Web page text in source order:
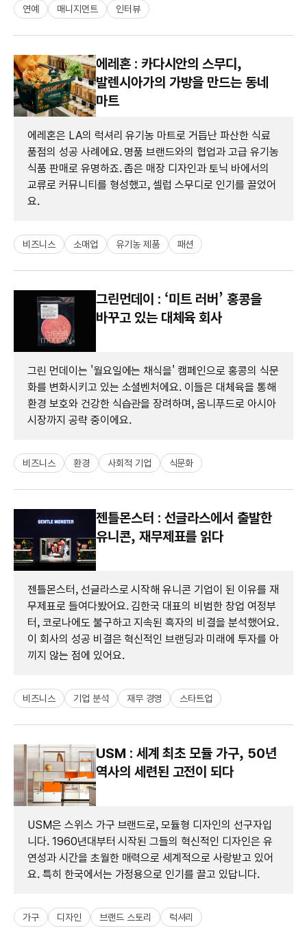
연예 매니지먼트 인터뷰
에레혼 : 카다시안의 스무디,
발렌시아가의 가방을 만드는 동네
마트
에레혼은 LA의 럭셔리 유기농 마트로 거듭난 파산한 식료
품점의 성공 사례에요. 명품 브랜드와의 협업과 고급 유기농
식품 판매로 유명하죠. 좁은 매장 디자인과 토닉 바에서의
교류로 커뮤니티를 형성했고, 셀럽 스무디로 인기를 끌었어
요.
비즈니스 소매업 유기농 제품 패션
그린먼데이 : ‘미트 러버’ 홍콩을
바꾸고 있는 대체육 회사
그린 먼데이는 '월요일에는 채식을' 캠페인으로 홍콩의 식문
화를 변화시키고 있는 소셜벤처에요. 이들은 대체육을 통해
환경 보호와 건강한 식습관을 장려하며, 옴니푸드로 아시아
시장까지 공략 중이에요.
비즈니스 환경 사회적 기업 식문화
젠틀몬스터 : 선글라스에서 출발한
유니콘, 재무제표를 읽다
젠틀몬스터, 선글라스로 시작해 유니콘 기업이 된 이유를 재
무제표로 들여다봤어요. 김한국 대표의 비범한 창업 여정부
터, 코로나에도 불구하고 지속된 흑자의 비결을 분석했어요.
이 회사의 성공 비결은 혁신적인 브랜딩과 미래에 투자를 아
끼지 않는 점에 있어요.
비즈니스 기업 분석 재무 경영 스타트업
USM : 세계 최초 모듈 가구, 50년
역사의 세련된 고전이 되다
USM은 스위스 가구 브랜드로, 모듈형 디자인의 선구자입
니다. 1960년대부터 시작된 그들의 혁신적인 디자인은 유
연성과 시간을 초월한 매력으로 세계적으로 사랑받고 있어
요. 특히 한국에서는 가정용으로 인기를 끌고 있답니다.
가구 디자인 브랜드 스토리 럭셔리